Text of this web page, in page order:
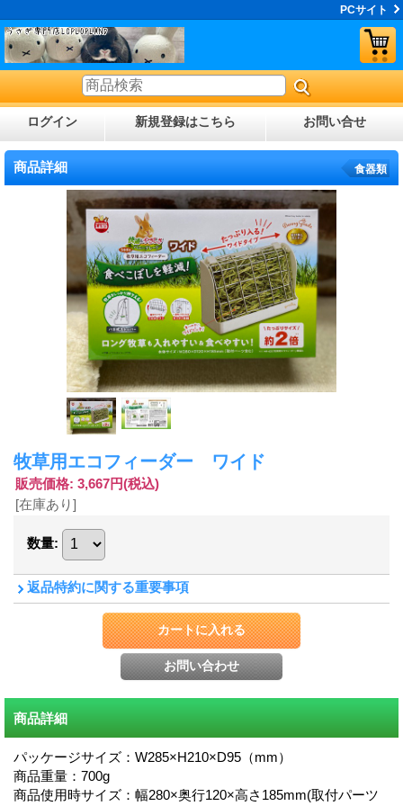
PCサイト
ログイン 新規登録はこちら お問い合せ
商品詳細 食器類
牧草用エコフィーダー ワイド
販売価格: 3,667円(税込)
[在庫あり]
数量:
返品特約に関する重要事項
商品詳細
パッケージサイズ：W285×H210×D95（mm）
商品重量：700g
商品使用時サイズ：幅280×奥行120×高さ185mm(取付パーツ